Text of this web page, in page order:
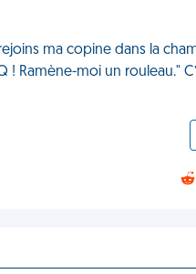
ma copine dans la
! Ramène-moi un rouleau."